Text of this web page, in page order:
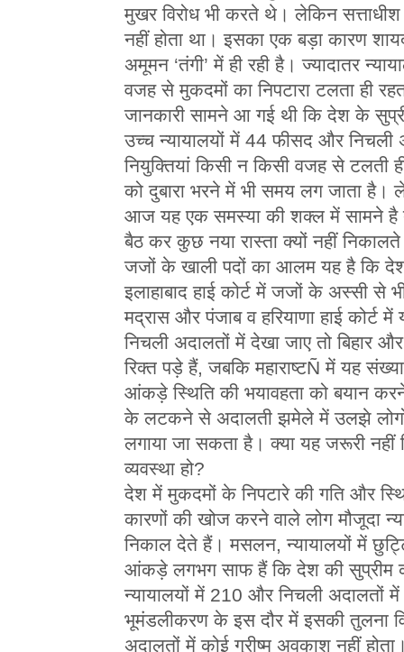
मुखर विरोध भी करते थे। लेकिन सत्ताधीश
नहीं होता था। इसका एक बड़ा कारण
अमूमन ‘तंगी’ में ही रही है। ज्यादातर
वजह से मुकदमों का निपटारा टलता ही
जानकारी सामने आ गई थी कि देश के
उच्च न्यायालयों में 44 फीसद और
नियुक्तियां किसी न किसी वजह से टलती
को दुबारा भरने में भी समय लग जाता
आज यह एक समस्या की शक्ल में सामने है
बैठ कर कुछ नया रास्ता क्यों नहीं
जजों के खाली पदों का आलम यह है कि
इलाहाबाद हाई कोर्ट में जजों के अस्सी से
मद्रास और पंजाब व हरियाणा हाई
निचली अदालतों में देखा जाए तो बिहार
रिक्त पड़े हैं, जबकि महाराष्टÑ में यह
आंकड़े स्थिति की भयावहता को बयान
के लटकने से अदालती झमेले में उलझे
लगाया जा सकता है। क्या यह जरूरी
व्यवस्था हो?
देश में मुकदमों के निपटारे की गति और
कारणों की खोज करने वाले लोग मौजूदा
निकाल देते हैं। मसलन, न्यायालयों में
आंकड़े लगभग साफ हैं कि देश की सुप्रीम
न्यायालयों में 210 और निचली अदालतों
भूमंडलीकरण के इस दौर में इसकी तुलना
अदालतों में कोई ग्रीष्म अवकाश नहीं